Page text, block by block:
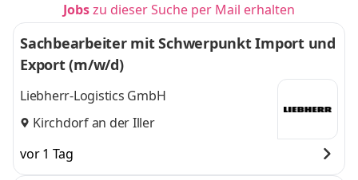
Jobszu dieser Suche per Mail erhalten
Sachbearbeiter mit Schwerpunkt Import und
Export (m/w/d)
Liebherr-Logistics GmbH
Kirchdorf an der Iller
vor 1 Tag